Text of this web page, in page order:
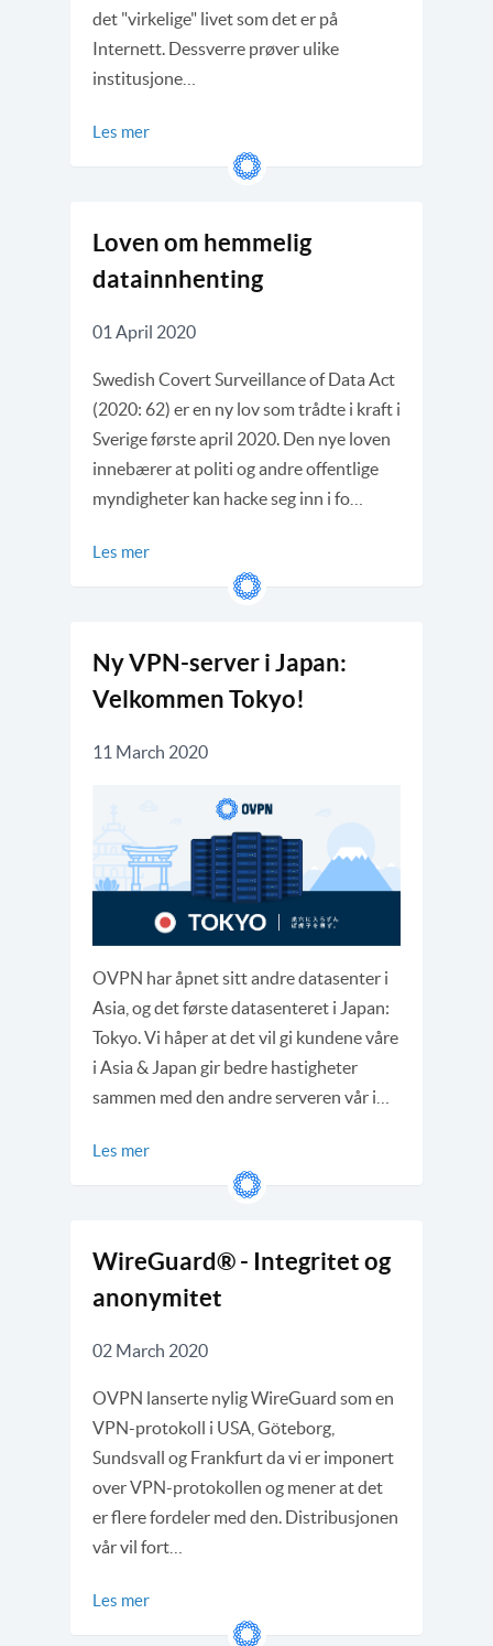
det "virkelige" livet som det er på
Internett. Dessverre prøver ulike
institusjone…
Les mer
Loven om hemmelig
datainnhenting
01 April 2020
Swedish Covert Surveillance of Data Act
(2020: 62) er en ny lov som trådte i kraft i
Sverige første april 2020. Den nye loven
innebærer at politi og andre offentlige
myndigheter kan hacke seg inn i fo…
Les mer
Ny VPN-server i Japan:
Velkommen Tokyo!
11 March 2020
OVPN har åpnet sitt andre datasenter i
Asia, og det første datasenteret i Japan:
Tokyo. Vi håper at det vil gi kundene våre
i Asia & Japan gir bedre hastigheter
sammen med den andre serveren vår i…
Les mer
WireGuard® - Integritet og
anonymitet
02 March 2020
OVPN lanserte nylig WireGuard som en
VPN-protokoll i USA, Göteborg,
Sundsvall og Frankfurt da vi er imponert
over VPN-protokollen og mener at det
er flere fordeler med den. Distribusjonen
vår vil fort…
Les mer